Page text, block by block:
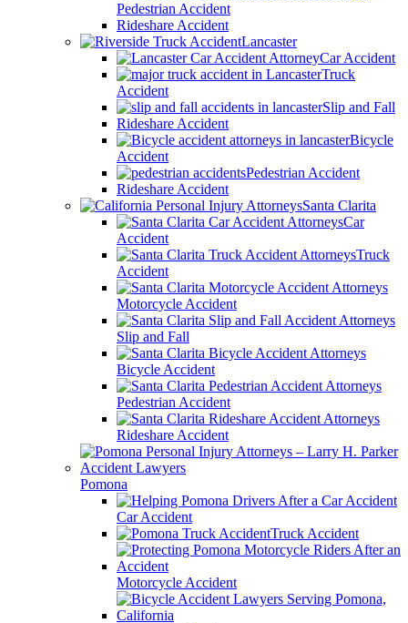
Pedestrian Accident
Rideshare Accident
Lancaster
Car Accident
Truck
Accident
Slip and Fall
Rideshare Accident
Bicycle
Accident
Pedestrian Accident
Rideshare Accident
Santa Clarita
Car
Accident
Truck
Accident
Motorcycle Accident
Slip and Fall
Bicycle Accident
Pedestrian Accident
Rideshare Accident
Pomona
Car Accident
Truck Accident
Motorcycle Accident